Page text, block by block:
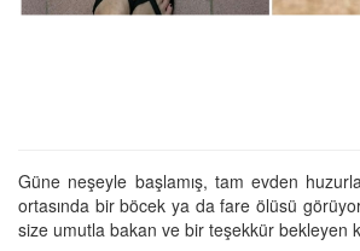
Güne neşeyle başlamış, tam evden
ortasında bir böcek ya da fare ölüsü
size umutla bakan ve bir teşekkür bekleyen